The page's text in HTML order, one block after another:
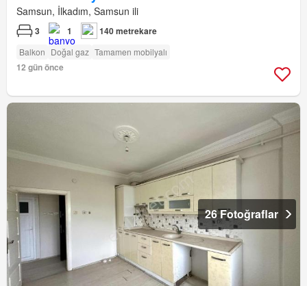
Samsun, İlkadım, Samsun ili
3 1 140 metrekare
Balkon Doğal gaz Tamamen mobilyalı
12 gün önce
26 Fotoğraflar